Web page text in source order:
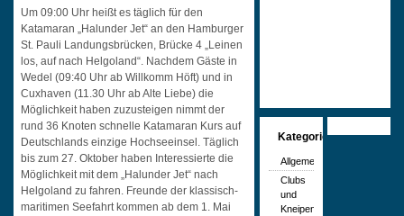
Um 09:00 Uhr heißt es täglich für den
Katamaran „Halunder Jet“ an den Hamburger
St. Pauli Landungsbrücken, Brücke 4 „Leinen
los, auf nach Helgoland“. Nachdem Gäste in
Wedel (09:40 Uhr ab Willkomm Höft) und in
Cuxhaven (11.30 Uhr ab Alte Liebe) die
Möglichkeit haben zuzusteigen nimmt der
rund 36 Knoten schnelle Katamaran Kurs auf
Deutschlands einzige Hochseeinsel. Täglich
bis zum 27. Oktober haben Interessierte die
Möglichkeit mit dem „Halunder Jet“ nach
Helgoland zu fahren. Freunde der klassisch-
maritimen Seefahrt kommen ab dem 1. Mai
Kategorien
Allgemein
Clubs
und
Kneipen